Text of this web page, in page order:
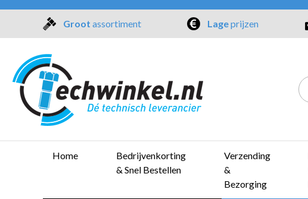
Groot assortiment Lageprijzen
Home
Bedrijvenkorting
& Snel Bestellen
Verzending
&
Bezorging